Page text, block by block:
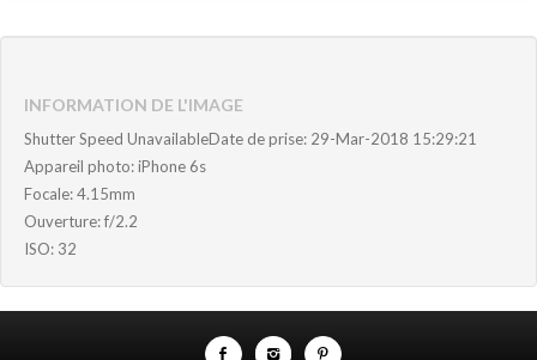
INFORMATION DE L'IMAGE
Shutter Speed UnavailableDate de prise: 29-Mar-2018 15:29:21
Appareil photo: iPhone 6s
Focale: 4.15mm
Ouverture: f/2.2
ISO: 32